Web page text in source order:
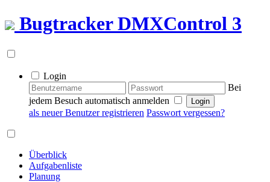
BugtrackerDMXControl 3
Login
Bei
jedem Besuch automatisch anmelden
als neuer Benutzer registrieren Passwort vergessen?
Überblick
Aufgabenliste
Planung